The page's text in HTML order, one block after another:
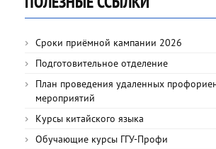
Сроки приёмной кампании 2026
Подготовительное отделение
План проведения удаленных
мероприятий
Курсы китайского языка
Обучающие курсы ГГУ-Профи